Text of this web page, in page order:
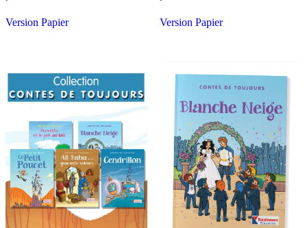
Version Papier Version Papier